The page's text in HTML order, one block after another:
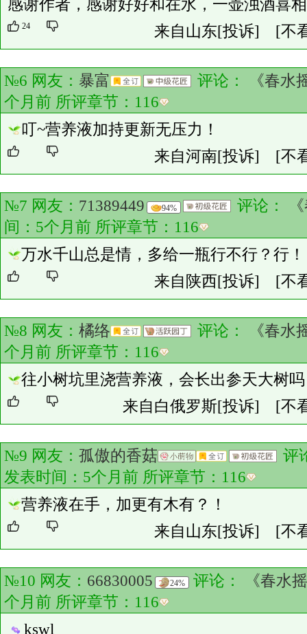
感谢作者，感谢好好和在水，一壶浊酒喜
24 来自山东[投诉] [不
№6 网友： 暴富 评论：
《春水
个月前 所评章节： 116
叮~营养液加持更新无压力！
来自河南[投诉] [不
№7 网友： 71389449 94% 评论：
间：5个月前 所评章节： 116
万水千山总是情，多给一瓶行不行？行！
来自陕西[投诉] [不
№8 网友： 橘络 评论：
《春水
个月前 所评章节： 116
往小树坑里浇营养液，会长出参天大树
来自白俄罗斯[投诉] [不
№9 网友： 孤傲的香菇
评
发表时间：5个月前 所评章节： 116
营养液在手，加更有木有？！
来自山东[投诉] [不
№10 网友： 66830005 24% 评论：
《春水
个月前 所评章节： 116
kswl